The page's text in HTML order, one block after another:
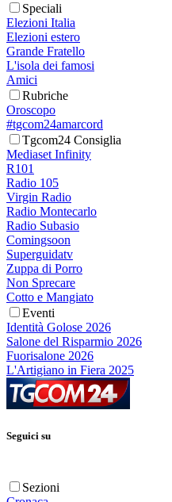
Speciali
Elezioni Italia
Elezioni estero
Grande Fratello
L'isola dei famosi
Amici
Rubriche
Oroscopo
#tgcom24amarcord
Tgcom24 Consiglia
Mediaset Infinity
R101
Radio 105
Virgin Radio
Radio Montecarlo
Radio Subasio
Comingsoon
Superguidatv
Zuppa di Porro
Non Sprecare
Cotto e Mangiato
Eventi
Identità Golose 2026
Salone del Risparmio 2026
Fuorisalone 2026
L'Artigiano in Fiera 2025
Seguici su
Sezioni